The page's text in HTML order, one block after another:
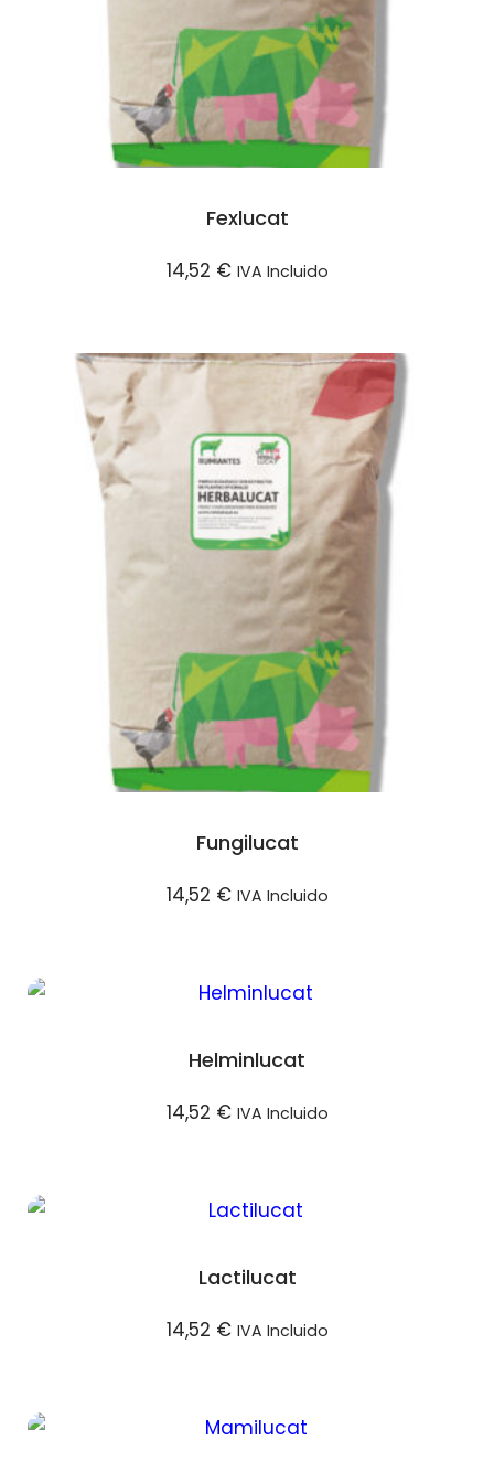
la
página
de
producto
Fexlucat
14,52 € IVA Incluido
Fungilucat
14,52 € IVA Incluido
Helminlucat
14,52 € IVA Incluido
Lactilucat
14,52 € IVA Incluido